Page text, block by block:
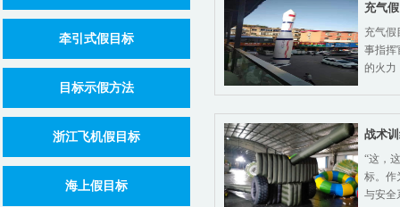
充气
充气假
事指挥
的火力
战术
“这，
标。作
与安全
牵引式假目标
目标示假方法
浙江飞机假目标
海上假目标